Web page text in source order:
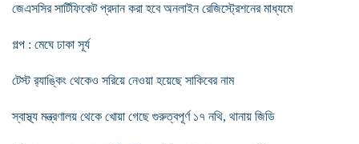
জেএসসির সার্টিফিকেট প্রদান করা হবে অনলাইন রেজিস্ট্রেশনের মাধ্যমে
গল্প : মেঘে ঢাকা সূর্য
টেস্ট র‍্যাঙ্কিং থেকেও সরিয়ে নেওয়া হয়েছে সাকিবের নাম
স্বাস্থ্য মন্ত্রণালয় থেকে খোয়া গেছে গুরুত্বপূর্ণ ১৭ নথি, থানায় জিডি